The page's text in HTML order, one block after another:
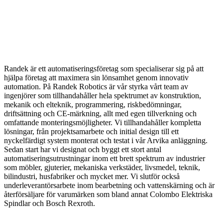
Randek är ett automatiseringsföretag som specialiserar sig på att
hjälpa företag att maximera sin lönsamhet genom innovativ
automation. På Randek Robotics är vår styrka vårt team av
ingenjörer som tillhandahåller hela spektrumet av konstruktion,
mekanik och elteknik, programmering, riskbedömningar,
driftsättning och CE-märkning, allt med egen tillverkning och
omfattande monteringsmöjligheter. Vi tillhandahåller kompletta
lösningar, från projektsamarbete och initial design till ett
nyckelfärdigt system monterat och testat i vår Arvika anläggning.
Sedan start har vi designat och byggt ett stort antal
automatiseringsutrustningar inom ett brett spektrum av industrier
som möbler, gjuterier, mekaniska verkstäder, livsmedel, teknik,
bilindustri, husfabriker och mycket mer. Vi slutför också
underleverantörsarbete inom bearbetning och vattenskärning och är
återförsäljare för varumärken som bland annat Colombo Elektriska
Spindlar och Bosch Rexroth.